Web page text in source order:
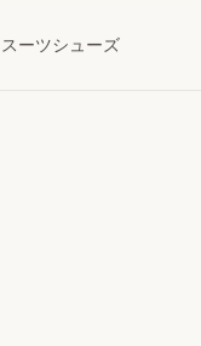
スーツシューズ